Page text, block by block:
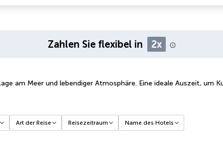
Zahlen Sie flexibel in 2x
am Meer und lebendiger Atmosphäre. Eine ideale Auszeit, um
Art der Reise Reisezeitraum Name des Hotels